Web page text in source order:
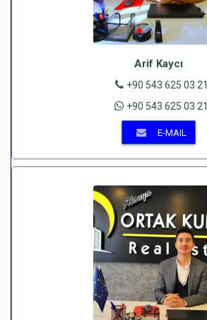
Arif Kaycı
+90 543 625 03 21
+90 543 625 03 21
E-MAIL